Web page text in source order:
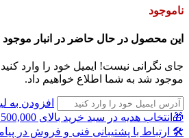
ناموجود
این محصول در حال حاضر در انبار
جای نگرانی نیست! ایمیل خود را وارد
موجود شد به شما اطلاع خواهیم داد.
افزودن به
🎁انتخاب هدیه در سبد خرید بالای 500,000 تومان
🛠 ارتباط با پشتیبانی فنی و فروش در